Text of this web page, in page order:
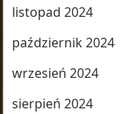
listopad 2024
październik 2024
wrzesień 2024
sierpień 2024